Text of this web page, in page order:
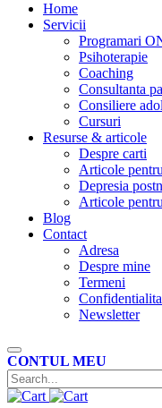
Home
Servicii
Programari
Psihoterapie
Coaching
Consultanta
Consiliere
Cursuri
Resurse & articole
Despre carti
Articole
Depresia
Articole
Blog
Contact
Adresa
Despre mine
Termeni
Newsletter
CONTUL MEU